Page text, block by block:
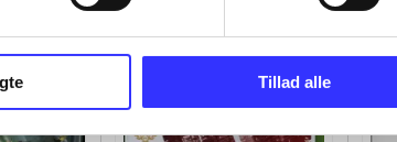
Tillad alle